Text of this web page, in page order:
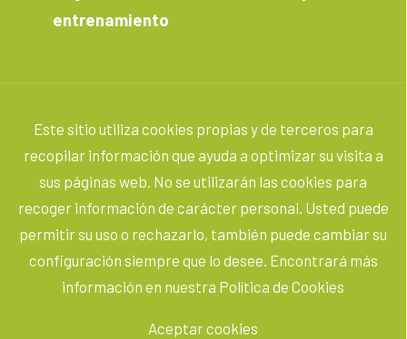
entrenamiento
Este sitio utiliza cookies propias y de terceros para
recopilar información que ayuda a optimizar su visita a
sus páginas web. No se utilizarán las cookies para
recoger información de carácter personal. Usted puede
permitir su uso o rechazarlo, también puede cambiar su
configuración siempre que lo desee. Encontrará más
información en nuestra Política de Cookies
Aceptar cookies